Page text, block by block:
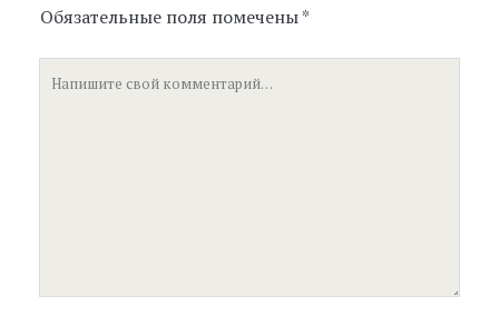
Обязательные поля помечены*
Ваш